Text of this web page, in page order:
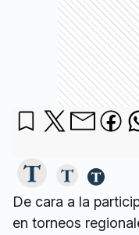
De cara a la
en torneos